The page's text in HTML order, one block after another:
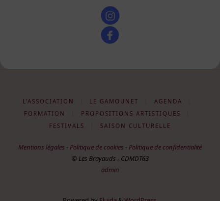
L’ASSOCIATION LE GAMOUNET AGENDA
FORMATION
PROPOSITIONS ARTISTIQUES
FESTIVALS
SAISON CULTURELLE
Mentions légales - Politique de cookies - Politique de confidentialité
© Les Brayauds - CDMDT63
admin